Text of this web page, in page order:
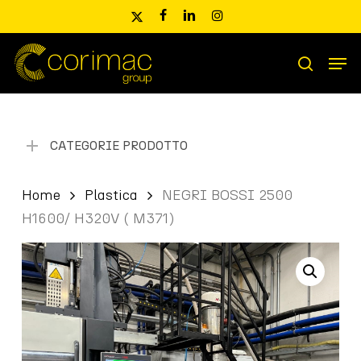
main
content
x-
facebooklinkedininstagram
Ricerca
prodotti
search
CATEGORIE PRODOTTO
Home Plastica
NEGRI BOSSI 2500
H1600/ H320V ( M371)